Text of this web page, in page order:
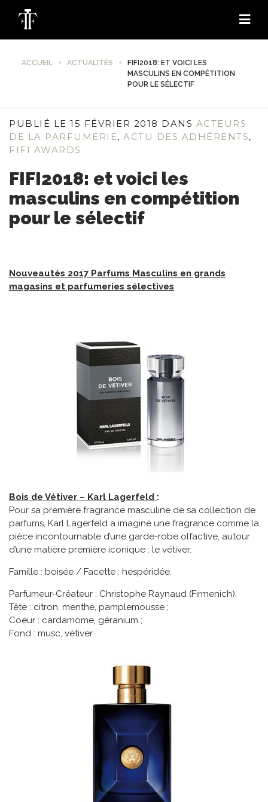
ACCUEIL ACTUALITÉS
FIFI2018: ET VOICI LES
MASCULINS EN COMPÉTITION
POUR LE SÉLECTIF
PUBLIÉ LE 15 FÉVRIER 2018 DANS ACTEURS
DE LA PARFUMERIE, ACTU DES ADHÉRENTS,
FIFI AWARDS
FIFI2018: et voici les
masculins en compétition
pour le sélectif
Nouveautés 2017 Parfums Masculins en grands
magasins et parfumeries sélectives
Bois de Vétiver – Karl Lagerfeld :
Pour sa première fragrance masculine de sa collection de
parfums, Karl Lagerfeld a imaginé une fragrance comme la
pièce incontournable d’une garde-robe olfactive, autour
d’une matière première iconique : le vétiver.
Famille : boisée / Facette : hespéridée.
Parfumeur-Créateur : Christophe Raynaud (Firmenich).
Tête : citron, menthe, pamplemousse ;
Coeur : cardamome, géranium ;
Fond : musc, vétiver.